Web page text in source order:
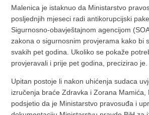
Malenica je istaknuo da Ministarstvo
posljednjih mjeseci radi antikorupcijski
Sigurnosno-obavještajnom agencijom
zakona o sigurnosnim provjerama kako bi
svakih pet godina. Ukoliko se pokaže
provjeravali i prije pet godina, precizirao je.
Upitan postoje li nakon uhićenja sudaca
izručenja braće Zdravka i Zorana Mamića,
podsjetio da je Ministarstvo pravosuđa i